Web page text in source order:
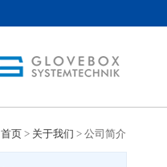
首页> 关于我们 > 公司简介